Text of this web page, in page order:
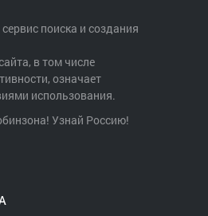
поиска и создания
в том числе
означает
использования.
Узнай Россию!